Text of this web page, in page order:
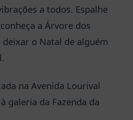
a todos. Espalhe
a Árvore dos
deixar o Natal de alguém
na Avenida Lourival
galeria da Fazenda da